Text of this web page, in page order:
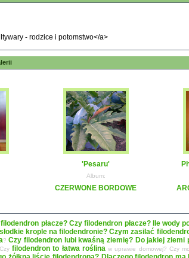
'Pesaru'
Album:
CZERWONE BORDOWE
płacze? Czy filodendron płacze? Ile wody
krople na filodendronie? Czym zasilać
?Czy filodendron lubi kwaśną ziemię? Do jakiej ziemi
filodendron to łatwa roślina w uprawie domowej? Czy